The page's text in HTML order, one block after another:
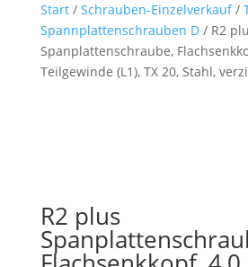
Start/ Schrauben-Einzelverkauf/
Spannplattenschrauben D/ R2
Spanplattenschraube,
Teilgewinde (L1), TX 20, Stahl,
R2 plus